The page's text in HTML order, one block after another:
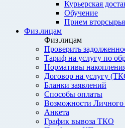
Курьерская
Обучение
Прием
Физ.лицам
Физ.лицам
Проверить
Тариф на услугу по
Нормативы
Договор на услугу
Бланки заявлений
Способы оплаты
Возможности Личного
Анкета
График вывоза ТКО